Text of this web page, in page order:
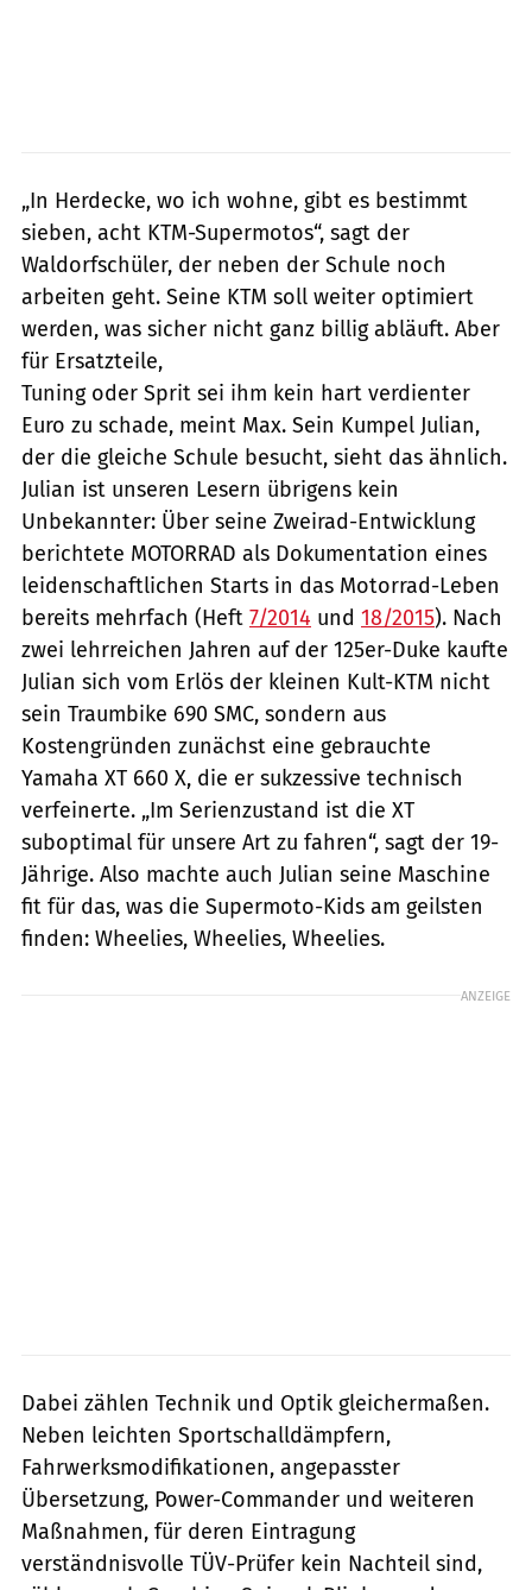
„In Herdecke, wo ich wohne, gibt es ­bestimmt
sieben, acht KTM-Supermotos“, sagt der
Waldorfschüler, der neben der Schule noch
arbeiten geht. Seine KTM soll weiter optimiert
werden, was sicher nicht ganz billig abläuft. Aber
für Ersatzteile,
Tuning oder Sprit sei ihm kein hart verdienter
Euro zu schade, meint Max. Sein Kumpel Julian,
der die gleiche Schule besucht, sieht das ähnlich.
Julian ist unseren Lesern übrigens kein
Unbekannter: Über seine Zweirad-Entwicklung
berichtete MOTORRAD als Dokumentation eines
leidenschaftlichen Starts in das Motorrad-Leben
bereits mehrfach (Heft 7/2014 und 18/2015). Nach
zwei lehrreichen Jahren auf der 125er-Duke kaufte
Julian sich vom Erlös der kleinen Kult-KTM nicht
sein Traumbike 690 SMC, sondern aus
Kostengründen zunächst eine gebrauchte
Yamaha XT 660 X, die er sukzessive technisch
verfeinerte. „Im Serien­zustand ist die XT
suboptimal für unsere Art zu fahren“, sagt der 19-
Jährige. Also machte auch Julian seine Maschine
fit für das, was die Supermoto-Kids am geilsten
finden: Wheelies, Wheelies, Wheelies.
ANZEIGE
Dabei zählen Technik und Optik gleichermaßen.
Neben leichten Sportschalldämpfern,
Fahrwerksmodifikationen, ­angepasster
Übersetzung, Power-Commander und weiteren
Maßnahmen, für ­deren Eintragung
verständnisvolle TÜV-Prüfer kein Nachteil sind,